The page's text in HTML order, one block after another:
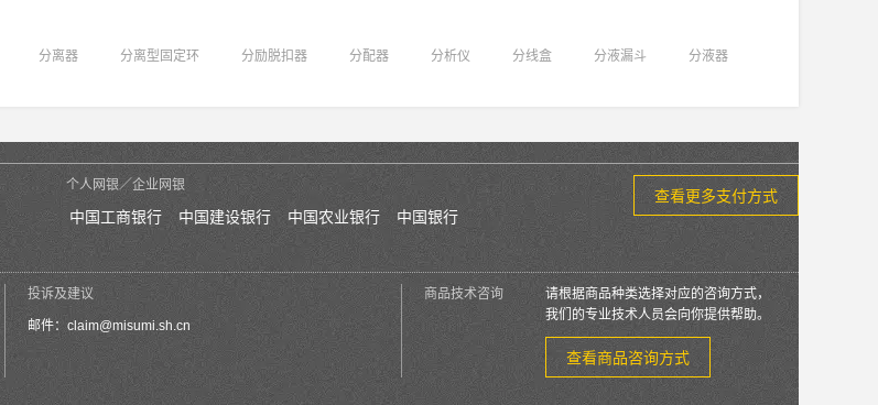
分离器 分离型固定环 分励脱扣器 分配器 分析仪 分线盒 分液漏斗
分液器
个人网银／企业网银
中国工商银行 中国建设银行 中国农业银行 中国银行
查看更多支付方式
投诉及建议
邮件： claim@misumi.sh.cn
商品技术咨询
请根据商品种类选择对应的咨询方式，
我们的专业技术人员会向你提供帮助。
查看商品咨询方式